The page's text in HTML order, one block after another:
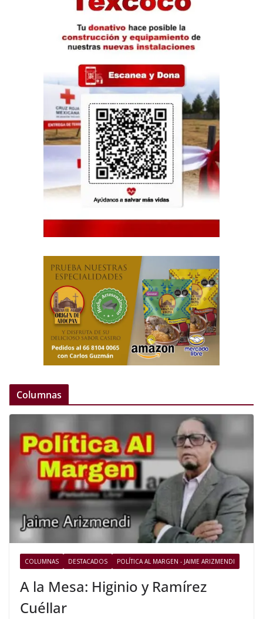
Columnas
COLUMNAS DESTACADOS POLÍTICA AL MARGEN - JAIME ARIZMENDI
A la Mesa: Higinio y Ramírez
Cuéllar